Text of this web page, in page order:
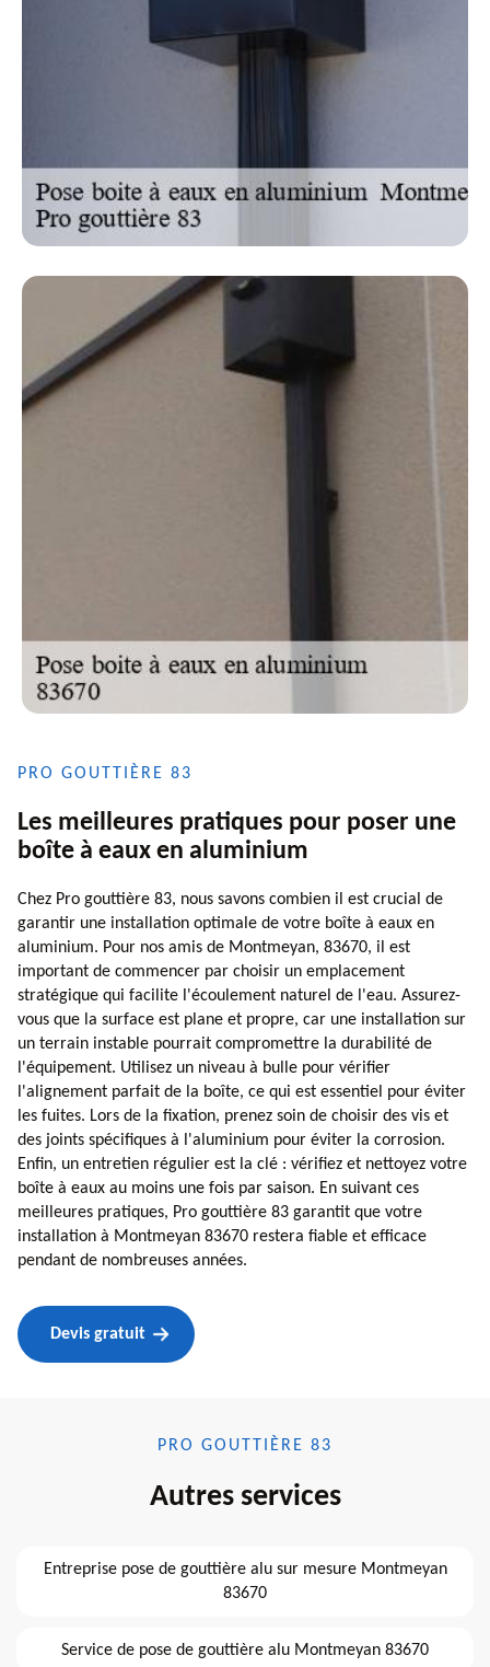
PRO GOUTTIÈRE 83
Les meilleures pratiques pour poser une
boîte à eaux en aluminium
Chez Pro gouttière 83, nous savons combien il est crucial de
garantir une installation optimale de votre boîte à eaux en
aluminium. Pour nos amis de Montmeyan, 83670, il est
important de commencer par choisir un emplacement
stratégique qui facilite l'écoulement naturel de l'eau. Assurez-
vous que la surface est plane et propre, car une installation sur
un terrain instable pourrait compromettre la durabilité de
l'équipement. Utilisez un niveau à bulle pour vérifier
l'alignement parfait de la boîte, ce qui est essentiel pour éviter
les fuites. Lors de la fixation, prenez soin de choisir des vis et
des joints spécifiques à l'aluminium pour éviter la corrosion.
Enfin, un entretien régulier est la clé : vérifiez et nettoyez votre
boîte à eaux au moins une fois par saison. En suivant ces
meilleures pratiques, Pro gouttière 83 garantit que votre
installation à Montmeyan 83670 restera fiable et efficace
pendant de nombreuses années.
Devis gratuit
PRO GOUTTIÈRE 83
Autres services
Entreprise pose de gouttière alu sur mesure Montmeyan
83670
Service de pose de gouttière alu Montmeyan 83670